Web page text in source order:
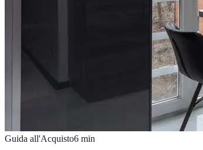
Guida all'Acquisto6 min